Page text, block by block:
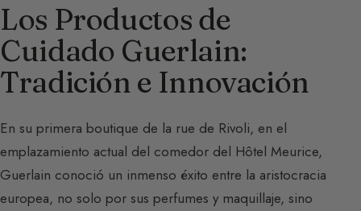
Los Productos de
Cuidado Guerlain:
Tradición e Innovación
En su primera boutique de la rue de Rivoli, en el
emplazamiento actual del comedor del Hôtel Meurice,
Guerlain conoció un inmenso éxito entre la aristocracia
europea, no solo por sus perfumes y maquillaje, sino